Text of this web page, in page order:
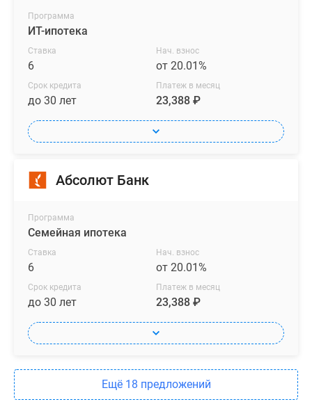
Программа
ИТ-ипотека
Ставка
6
Нач. взнос
от 20.01%
Срок кредита
до 30 лет
Платеж в месяц
23,388 ₽
Абсолют Банк
Программа
Семейная ипотека
Ставка
6
Нач. взнос
от 20.01%
Срок кредита
до 30 лет
Платеж в месяц
23,388 ₽
Ещё 18 предложений